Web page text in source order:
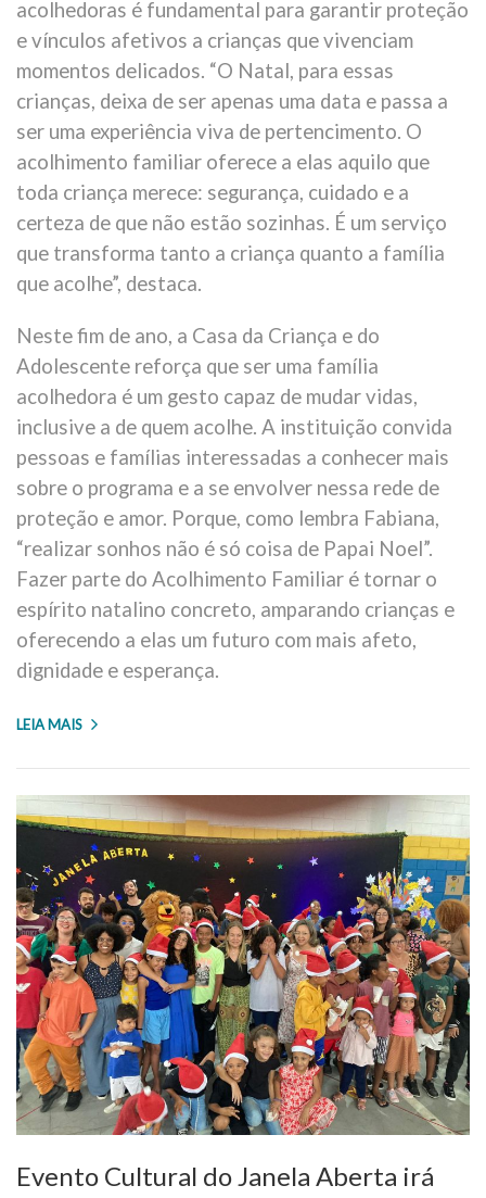
acolhedoras é fundamental para garantir proteção
e vínculos afetivos a crianças que vivenciam
momentos delicados. “O Natal, para essas
crianças, deixa de ser apenas uma data e passa a
ser uma experiência viva de pertencimento. O
acolhimento familiar oferece a elas aquilo que
toda criança merece: segurança, cuidado e a
certeza de que não estão sozinhas. É um serviço
que transforma tanto a criança quanto a família
que acolhe”, destaca.
Neste fim de ano, a Casa da Criança e do
Adolescente reforça que ser uma família
acolhedora é um gesto capaz de mudar vidas,
inclusive a de quem acolhe. A instituição convida
pessoas e famílias interessadas a conhecer mais
sobre o programa e a se envolver nessa rede de
proteção e amor. Porque, como lembra Fabiana,
“realizar sonhos não é só coisa de Papai Noel”.
Fazer parte do Acolhimento Familiar é tornar o
espírito natalino concreto, amparando crianças e
oferecendo a elas um futuro com mais afeto,
dignidade e esperança.
LEIA MAIS
Evento Cultural do Janela Aberta irá